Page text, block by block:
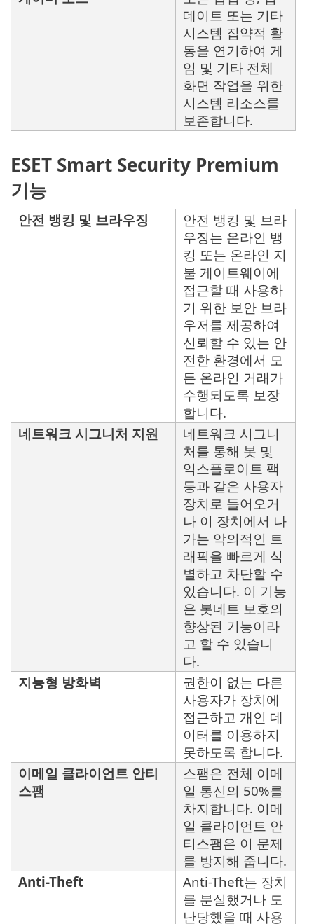
데이트 또는 기타
시스템 집약적 활
동을 연기하여 게
임 및 기타 전체
화면 작업을 위한
시스템 리소스를
보존합니다.
ESET Smart Security Premium
기능
안전 뱅킹 및 브라우징
안전 뱅킹 및 브라
우징는 온라인 뱅
킹 또는 온라인 지
불 게이트웨이에
접근할 때 사용하
기 위한 보안 브라
우저를 제공하여
신뢰할 수 있는 안
전한 환경에서 모
든 온라인 거래가
수행되도록 보장
합니다.
네트워크 시그니처 지원
네트워크 시그니
처를 통해 봇 및
익스플로이트 팩
등과 같은 사용자
장치로 들어오거
나 이 장치에서 나
가는 악의적인 트
래픽을 빠르게 식
별하고 차단할 수
있습니다. 이 기능
은 봇네트 보호의
향상된 기능이라
고 할 수 있습니
다.
지능형 방화벽
권한이 없는 다른
사용자가 장치에
접근하고 개인 데
이터를 이용하지
못하도록 합니다.
이메일 클라이언트 안티
스팸
스팸은 전체 이메
일 통신의 50%를
차지합니다. 이메
일 클라이언트 안
티스팸은 이 문제
를 방지해 줍니다.
Anti-Theft
Anti-Theft는 장치
를 분실했거나 도
난당했을 때 사용